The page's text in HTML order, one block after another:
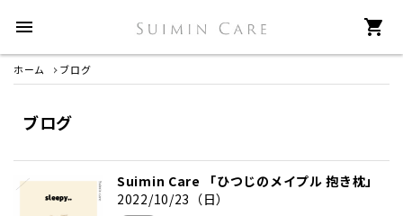
menu shopping_cart
ホーム ブログ
ブログ
Suimin Care 「ひつじのメイプル 抱き枕」
2022/10/23（日）